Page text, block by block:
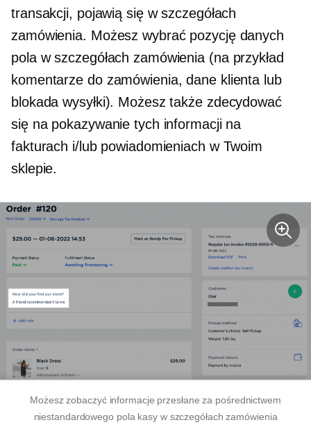
transakcji, pojawią się w szczegółach
zamówienia. Możesz wybrać pozycję danych
pola w szczegółach zamówienia (na przykład
komentarze do zamówienia, dane klienta lub
blokada wysyłki). Możesz także zdecydować
się na pokazywanie tych informacji na
fakturach i/lub powiadomieniach w Twoim
sklepie.
Możesz zobaczyć informacje przesłane za pośrednictwem
niestandardowego pola kasy w szczegółach zamówienia